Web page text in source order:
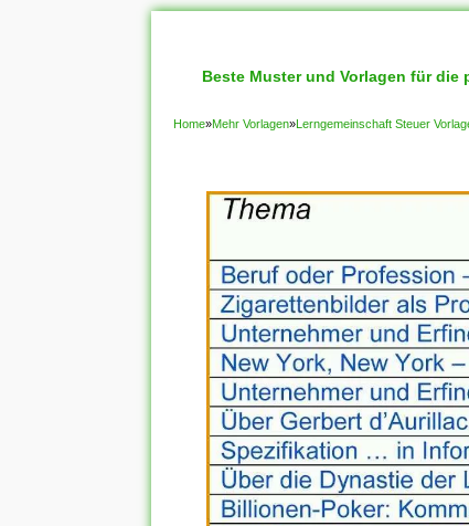
Beste Muster und Vorlagen für
Home»Mehr Vorlagen»Lerngemeinschaft Steuer